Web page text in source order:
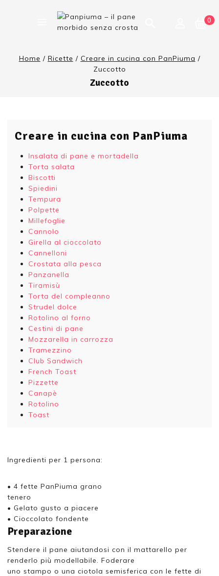
0
Home / Ricette / Creare in cucina con PanPiuma /
Zuccotto
Zuccotto
Creare in cucina con PanPiuma
Insalata di pane e mortadella
Torta salata
Biscotti
Spiedini
Tempura
Polpette
Millefoglie
Cannolo
Girella al cioccolato
Cannelloni
Crostata alla pesca
Panzanella
Tiramisù
Torta del compleanno
Strudel dolce
Rotolino al forno
Cestini di pane
Mozzarella in carrozza
Tramezzino
Club Sandwich
French Toast
Pizzette
Canapè
Rotolino
Toast
Ingredienti per 1 persona:
• 4 fette PanPiuma grano
tenero
• Gelato gusto a piacere
• Cioccolato fondente
Preparazione
Stendere il pane aiutandosi con il mattarello per
renderlo più modellabile. Foderare
uno stampo o una ciotola semisferica con le fette di